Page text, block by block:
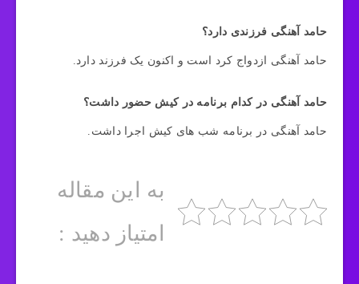
حامد آهنگی فرزندی دارد؟
حامد آهنگی ازدواج کرد است و اکنون یک فرزند دارد.
حامد آهنگی در کدام برنامه در کیش حضور داشت؟
حامد آهنگی در برنامه شب های کیش اجرا داشت.
به این مقاله
امتیاز دهید :